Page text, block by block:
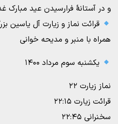
و در آستانۀ فرارسیدن عید مبارک
قرائت نماز و زیارت آل یاسین
همراه با منبر و مدیحه خوانی
یکشنبه سوم مرداد ۱۴۰۰
نماز زیارت ۲۲
قرائت زیارت ۲۲:۱۵
سخنرانی ۲۲:۴۵